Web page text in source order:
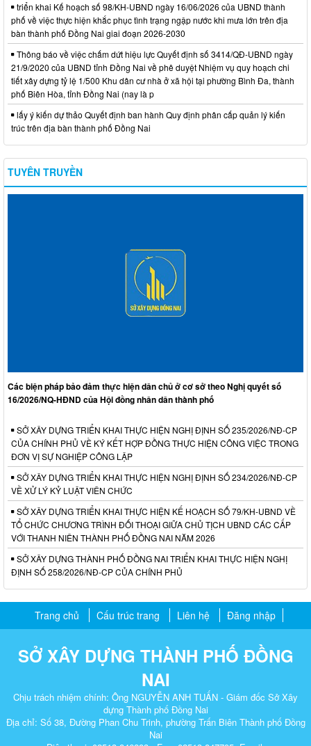
triển khai Kế hoạch số 98/KH-UBND ngày 16/06/2026 của UBND thành
phố về việc thực hiện khắc phục tình trạng ngập nước khi mưa lớn trên địa
bàn thành phố Đồng Nai giai đoạn 2026-2030
Thông báo về việc chấm dứt hiệu lực Quyết định số 3414/QĐ-UBND ngày
21/9/2020 của UBND tỉnh Đồng Nai về phê duyệt Nhiệm vụ quy hoạch chi
tiết xây dựng tỷ lệ 1/500 Khu dân cư nhà ở xã hội tại phường Bình Đa, thành
phố Biên Hòa, tỉnh Đồng Nai (nay là p
lấy ý kiến dự thảo Quyết định ban hành Quy định phân cấp quản lý kiến
trúc trên địa bàn thành phố Đồng Nai
TUYÊN TRUYỀN
Các biện pháp bảo đảm thực hiện dân chủ ở cơ sở theo Nghị quyết số
16/2026/NQ-HĐND của Hội đồng nhân dân thành phố
SỞ XÂY DỰNG TRIỂN KHAI THỰC HIỆN NGHỊ ĐỊNH SỐ 235/2026/NĐ-CP
CỦA CHÍNH PHỦ VỀ KÝ KẾT HỢP ĐỒNG THỰC HIỆN CÔNG VIỆC TRONG
ĐƠN VỊ SỰ NGHIỆP CÔNG LẬP
SỞ XÂY DỰNG TRIỂN KHAI THỰC HIỆN NGHỊ ĐỊNH SỐ 234/2026/NĐ-CP
VỀ XỬ LÝ KỶ LUẬT VIÊN CHỨC
SỞ XÂY DỰNG TRIỂN KHAI THỰC HIỆN KẾ HOẠCH SỐ 79/KH-UBND VỀ
TỔ CHỨC CHƯƠNG TRÌNH ĐỐI THOẠI GIỮA CHỦ TỊCH UBND CÁC CẤP
VỚI THANH NIÊN THÀNH PHỐ ĐỒNG NAI NĂM 2026
SỞ XÂY DỰNG THÀNH PHỐ ĐỒNG NAI TRIỂN KHAI THỰC HIỆN NGHỊ
ĐỊNH SỐ 258/2026/NĐ-CP CỦA CHÍNH PHỦ
Trang chủ Cấu trúc trang Liên hệ Đăng nhập
SỞ XÂY DỰNG THÀNH PHỐ ĐỒNG
NAI
Chịu trách nhiệm chính: Ông NGUYỄN ANH TUẤN - Giám đốc Sở Xây
dựng Thành phố Đồng Nai
Địa chỉ: Số 38, Đường Phan Chu Trinh, phường Trấn Biên Thành phố Đồng
Nai